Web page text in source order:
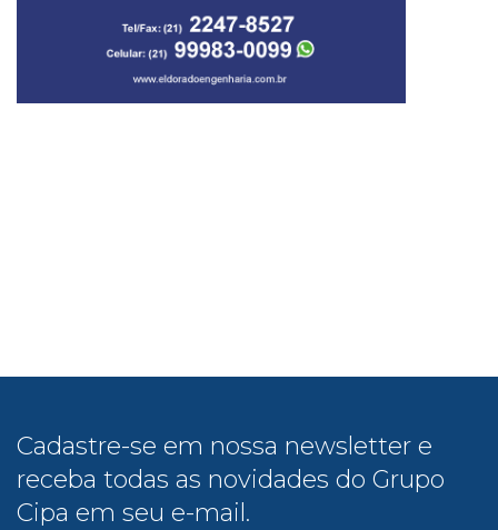
Cadastre-se em nossa newsletter e
receba todas as novidades do Grupo
Cipa em seu e-mail.